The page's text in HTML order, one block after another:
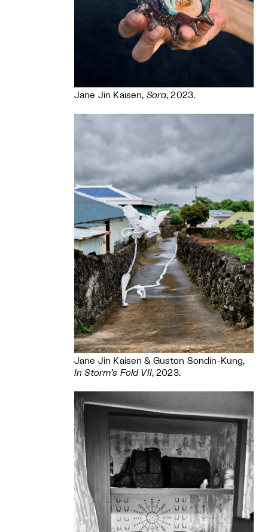
Jane Jin Kaisen, Sora, 2023.
Jane Jin Kaisen & Guston Sondin-Kung,
In Storm’s Fold VII, 2023.